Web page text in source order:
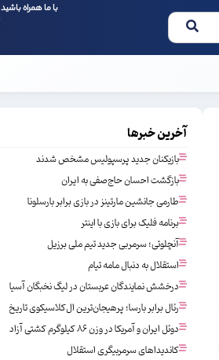
با ما همراه باشید
آخرین خبرها
بازیکنان جدید پرسپولیس مشخص شدند
بازگشت احسان حاج‌صفی به ایران
طارمی جانشین مارتینز در بازی برابر بارسلونا
برنامه فلیک برای بازی با اینتر
آنچلوتی؛ سرمربی جدید تیم ملی برزیل
استقلال به دنبال مامه تیام
درخشش نمایندگان عربستان در لیگ نخبگان آسیا
رئال برابر بارسا؛ پرهیجان‌‌ترین ال‌کلاسیکوی تاریخ
دوئل ایران و آمریکا در وزن ۸۶ کیلوگرم کشتی آزاد
کاندیداهای سرمربیگری استقلال